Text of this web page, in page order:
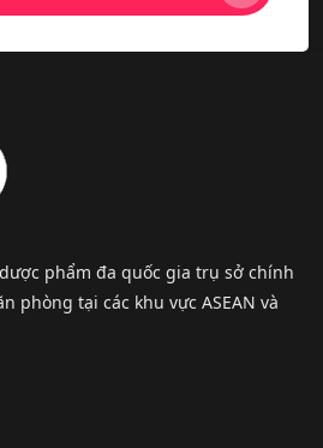
phẩm đa quốc gia trụ sở chính
phòng tại các khu vực ASEAN và